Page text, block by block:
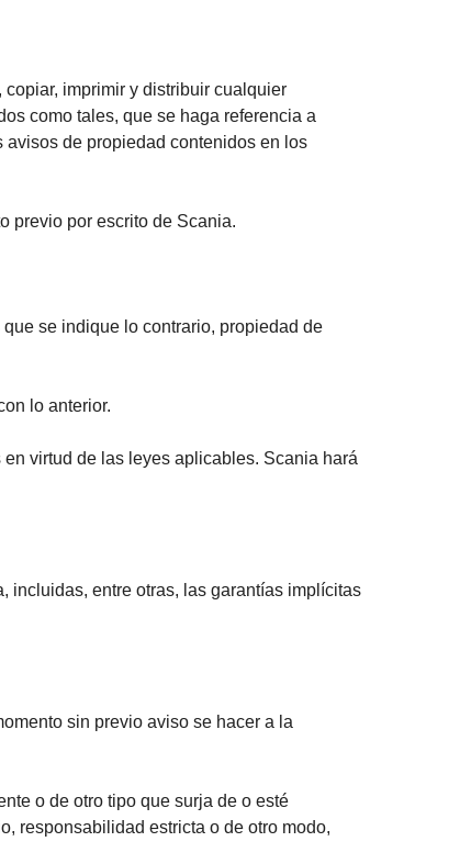
imprimir y distribuir cualquier
como tales, que se haga referencia a
de propiedad contenidos en los
previo por escrito de Scania.
se indique lo contrario, propiedad de
lo anterior.
virtud de las leyes aplicables. Scania hará
incluidas, entre otras, las garantías implícitas
sin previo aviso se hacer a la
o de otro tipo que surja de o esté
responsabilidad estricta o de otro modo,